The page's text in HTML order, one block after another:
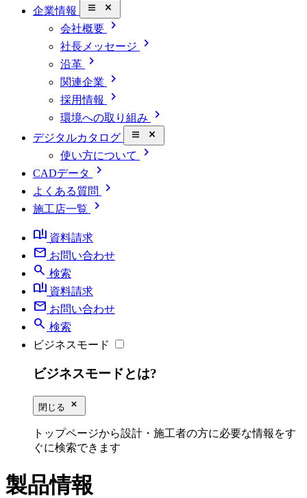
企業情報 close_small
会社概要 chevron_right
社長メッセージ chevron_right
沿革 chevron_right
関連企業 chevron_right
採用情報 chevron_right
環境への取り組み chevron_right
デジタルカタログ close_small
使い方について chevron_right
CADデータ chevron_right
よくある質問 chevron_right
施工店一覧
chevron_right
book_ribbon 資料請求
mail お問い合わせ
search 検索
book_ribbon 資料請求
mail お問い合わせ
search 検索
ビジネスモード
ビジネスモードとは?
閉じる close_small
トップページから設計・施工者の方に必要な情報をす
ぐに検索できます
製品情報